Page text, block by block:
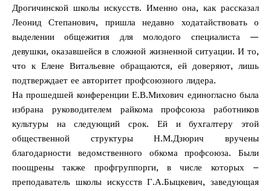
Дрогичинской школы искусств. Именно она, как рассказал
Леонид Степанович, пришла недавно ходатайствовать о
выделении общежития для молодого специалиста —
девушки, оказавшейся в сложной жизненной ситуации. И то,
что к Елене Витальевне обращаются, ей доверяют, лишь
подтверждает ее авторитет профсоюзного лидера.
На прошедшей конференции Е.В.Михович единогласно была
избрана руководителем райкома профсоюза работников
культуры на следующий срок. Ей и бухгалтеру этой
общественной структуры Н.М.Дзюрич вручены
благодарности ведомственного обкома профсоюза. Были
поощрены также профгруппорги, в числе которых –
преподаватель школы искусств Г.А.Быцкевич, заведующая